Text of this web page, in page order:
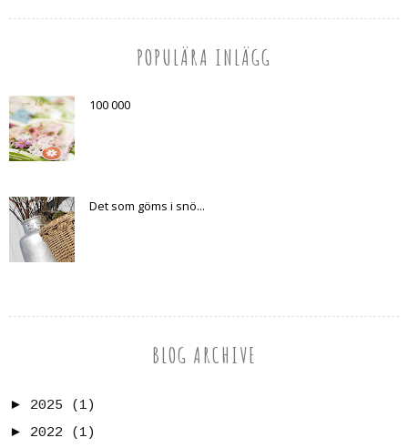
POPULÄRA INLÄGG
100 000
Det som göms i snö...
BLOG ARCHIVE
► 2025
(1)
► 2022
(1)